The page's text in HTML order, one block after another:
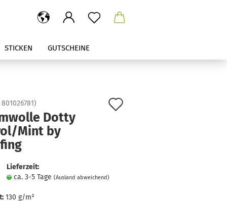
STICKEN GUTSCHEINE
801026781)
Dotty
Mint by
Lieferzeit:
ca. 3-5 Tage (Ausland abweichend)
130 g/m²